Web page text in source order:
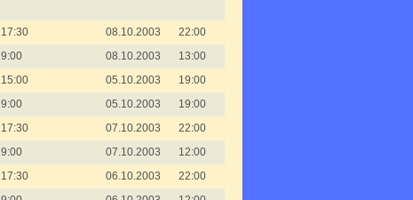
17:30 08.10.2003
22:00
9:00 08.10.2003
13:00
15:00 05.10.2003
19:00
9:00 05.10.2003
19:00
17:30 07.10.2003
22:00
9:00 07.10.2003
12:00
17:30 06.10.2003
22:00